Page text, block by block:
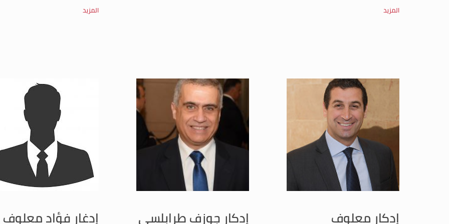
المزيد المزيد
إدغار فؤاد معلوف إدكار جوزف طرابلسي إدكار معلوف